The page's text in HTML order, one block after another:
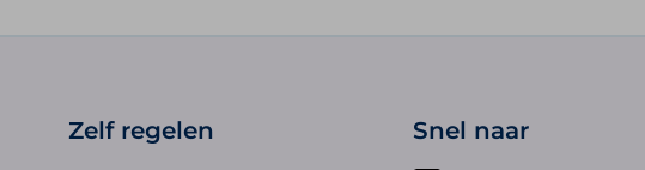
Zelf regelen Snel naar